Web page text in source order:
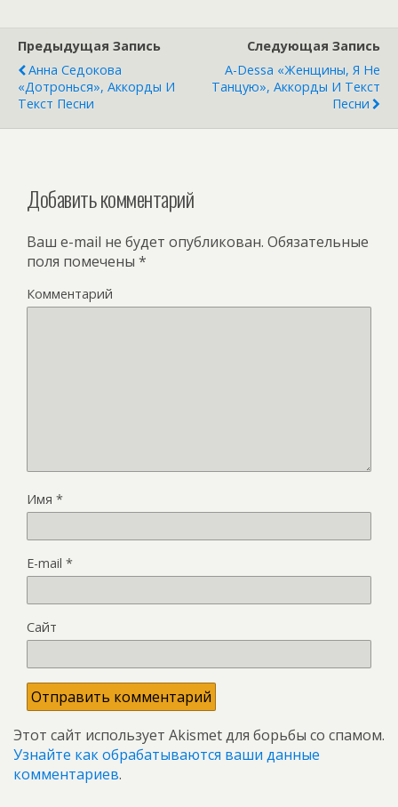
Предыдущая Запись
Анна Седокова
«Дотронься», Аккорды И
Текст Песни
Следующая Запись
A-Dessa «Женщины, Я Не
Танцую», Аккорды И Текст
Песни
Добавить комментарий
Ваш e-mail не будет опубликован. Обязательные
поля помечены *
Комментарий
Имя *
E-mail *
Сайт
Этот сайт использует Akismet для борьбы со спамом.
Узнайте как обрабатываются ваши данные
комментариев.